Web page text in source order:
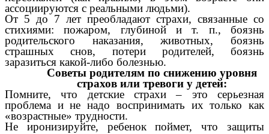
ассоциируются с реальными людьми).
От 5 до 7 лет преобладают страхи, связанные со
стихиями: пожаром, глубиной и т. п., боязнь
родительского наказания, животных, боязнь
страшных снов, потери родителей, боязнь
заразиться какой-либо болезнью.
Советы родителям по снижению уровня
страхов или тревоги у детей:
Помните, что детские страхи – это серьезная
проблема и не надо воспринимать их только как
«возрастные» трудности.
Не иронизируйте, ребенок поймет, что защиты